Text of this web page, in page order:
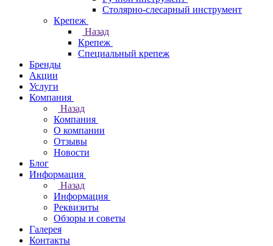
Столярно-слесарный инструмент
Крепеж
Назад
Крепеж
Специальный крепеж
Бренды
Акции
Услуги
Компания
Назад
Компания
О компании
Отзывы
Новости
Блог
Информация
Назад
Информация
Реквизиты
Обзоры и советы
Галерея
Контакты